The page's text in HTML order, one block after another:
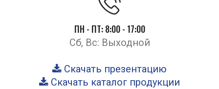
ПН - ПТ: 8:00 - 17:00
Сб, Вс: Выходной
Скачать презентацию
Скачать каталог продукции